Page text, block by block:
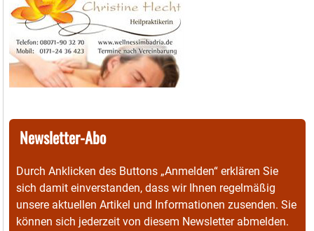
Newsletter-Abo
Durch Anklicken des Buttons „Anmelden“ erklären Sie
sich damit einverstanden, dass wir Ihnen regelmäßig
unsere aktuellen Artikel und Informationen zusenden. Sie
können sich jederzeit von diesem Newsletter abmelden.